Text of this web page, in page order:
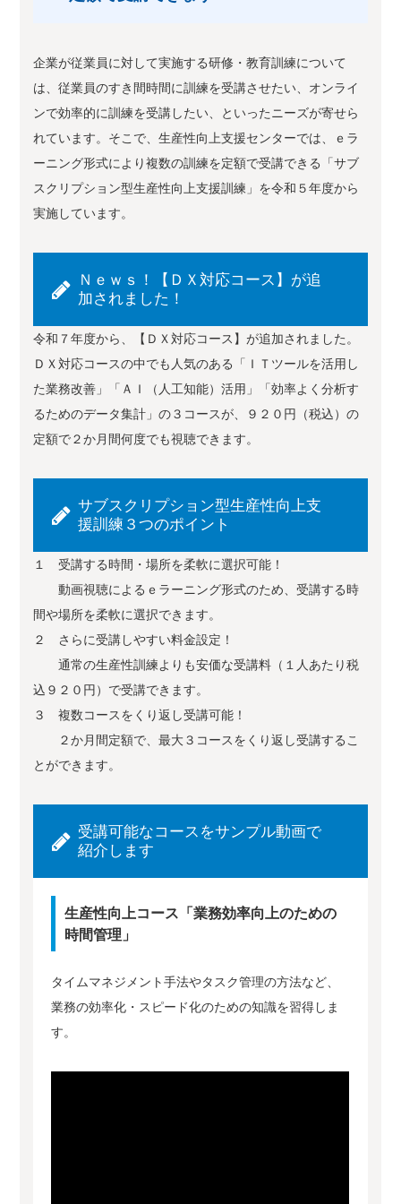
企業が従業員に対して実施する研修・教育訓練について
は、従業員のすき間時間に訓練を受講させたい、オンライ
ンで効率的に訓練を受講したい、といったニーズが寄せら
れています。そこで、生産性向上支援センターでは、ｅラ
ーニング形式により複数の訓練を定額で受講できる「サブ
スクリプション型生産性向上支援訓練」を令和５年度から
実施しています。
Ｎｅｗｓ！【ＤＸ対応コース】が追
加されました！
令和７年度から、【ＤＸ対応コース】が追加されました。
ＤＸ対応コースの中でも人気のある「ＩＴツールを活用し
た業務改善」「ＡＩ（人工知能）活用」「効率よく分析す
るためのデータ集計」の３コースが、９２０円（税込）の
定額で２か月間何度でも視聴できます。
サブスクリプション型生産性向上支
援訓練３つのポイント
１ 受講する時間・場所を柔軟に選択可能！
動画視聴によるｅラーニング形式のため、受講する時
間や場所を柔軟に選択できます。
２ さらに受講しやすい料金設定！
通常の生産性訓練よりも安価な受講料（１人あたり税
込９２０円）で受講できます。
３ 複数コースをくり返し受講可能！
２か月間定額で、最大３コースをくり返し受講するこ
とができます。
受講可能なコースをサンプル動画で
紹介します
生産性向上コース「業務効率向上のための
時間管理」
タイムマネジメント手法やタスク管理の方法など、
業務の効率化・スピード化のための知識を習得しま
す。